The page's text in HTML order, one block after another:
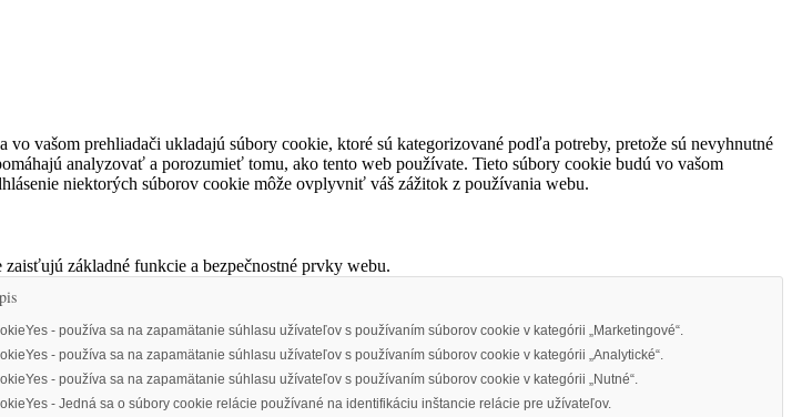
vašom prehliadači ukladajú súbory cookie, ktoré sú kategorizované podľa potreby, pretože sú nevyhnutné
analyzovať a porozumieť tomu, ako tento web používate. Tieto súbory cookie budú vo vašom
niektorých súborov cookie môže ovplyvniť váš zážitok z používania webu.
základné funkcie a bezpečnostné prvky webu.
- používa sa na zapamätanie súhlasu užívateľov s používaním súborov cookie v kategórii „Marketingové“.
- používa sa na zapamätanie súhlasu užívateľov s používaním súborov cookie v kategórii „Analytické“.
- používa sa na zapamätanie súhlasu užívateľov s používaním súborov cookie v kategórii „Nutné“.
- Jedná sa o súbory cookie relácie používané na identifikáciu inštancie relácie pre užívateľov.